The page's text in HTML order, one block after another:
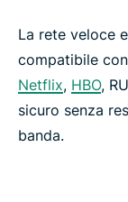
La rete veloce
compatibile
Netflix, HBO,
sicuro senza
banda.